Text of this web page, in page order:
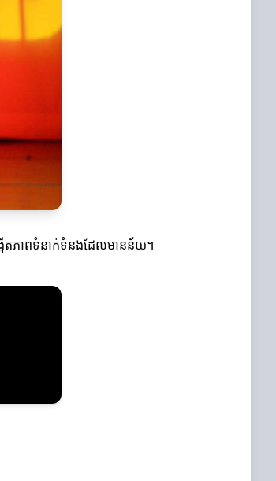
កើតភាពទំនាក់ទំនងដែលមានន័យ។